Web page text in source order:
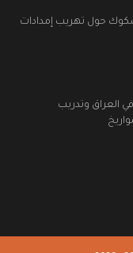
حول تهريب إمدادات
العراق وتدريب